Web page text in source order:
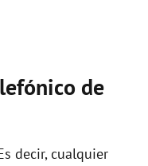
de
decir, cualquier